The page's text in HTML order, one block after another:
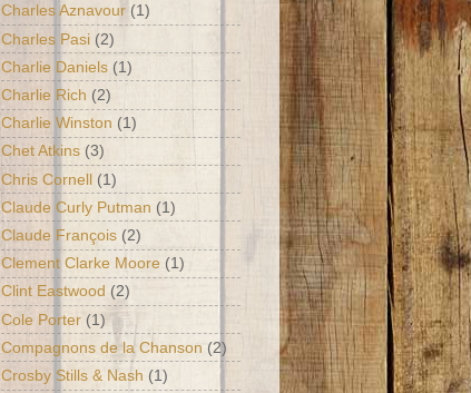
Charles Aznavour (1)
Charles Pasi (2)
Charlie Daniels (1)
Charlie Rich (2)
Charlie Winston (1)
Chet Atkins (3)
Chris Cornell (1)
Claude Curly Putman (1)
Claude François (2)
Clement Clarke Moore (1)
Clint Eastwood (2)
Cole Porter (1)
Compagnons de la Chanson (2)
Crosby Stills & Nash (1)